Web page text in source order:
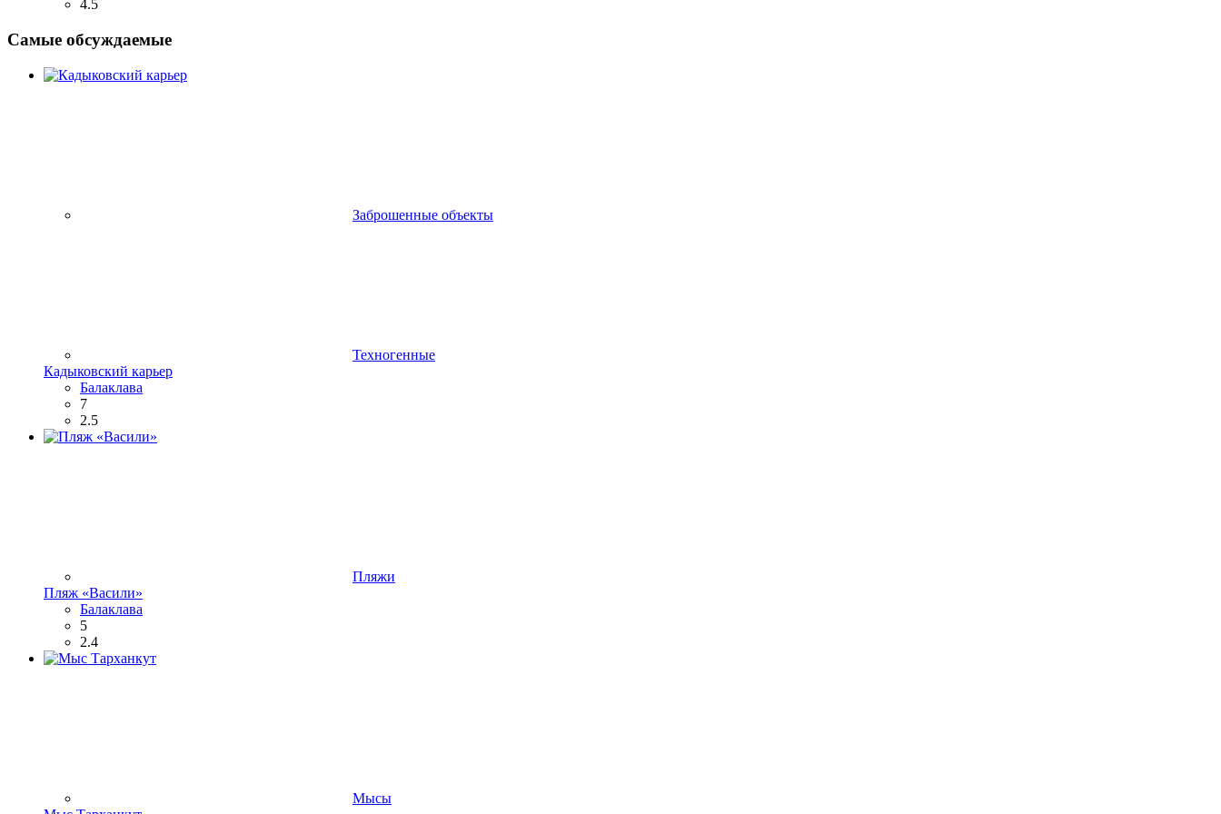
4.5
Самые обсуждаемые
Заброшенные объекты
Техногенные
Кадыковский карьер
Балаклава
7
2.5
Пляжи
Пляж «Васили»
Балаклава
5
2.4
Мысы